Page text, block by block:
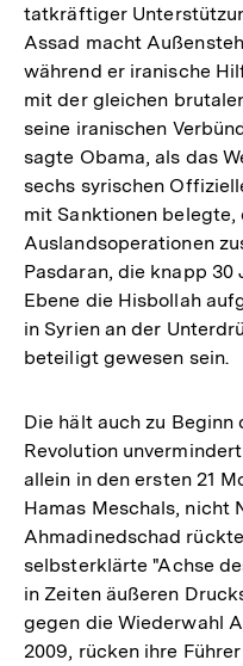
tatkräftiger
Assad macht
während er iranische
mit der gleichen
seine iranischen
sagte Obama, als das
sechs syrischen
mit Sanktionen
Auslandsoperationen
Pasdaran, die knapp 30
Ebene die Hisbollah
in Syrien an der
beteiligt gewesen sein.
Die hält auch zu
Revolution
allein in den ersten 21
Hamas Meschals, nicht
Ahmadinedschad
selbsterklärte "Achse
in Zeiten äußeren
gegen die Wiederwahl
2009, rücken ihre